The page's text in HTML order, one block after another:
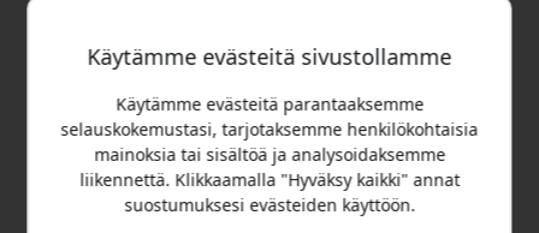
Erittäin kompakti
kokoontaitettava
matkalaturi
IPhonen ja Apple kellon
lataaminen
Toimii handsfree-
Keskiyön luumu
Taitettava erittäin
kompakti matkalaturi
Magneettinen Qi2
iPhonelle
Pikalataus Apple
Watchille
Käytämme evästeitä sivustollamme
Käytämme evästeitä parantaaksemme
selauskokemustasi, tarjotaksemme henkilökohtaisia
mainoksia tai sisältöä ja analysoidaksemme
liikennettä. Klikkaamalla "Hyväksy kaikki" annat
suostumuksesi evästeiden käyttöön.